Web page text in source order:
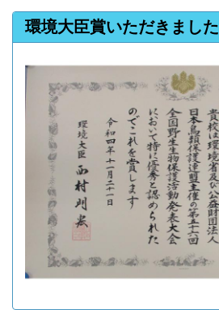
環境大臣賞いただきました